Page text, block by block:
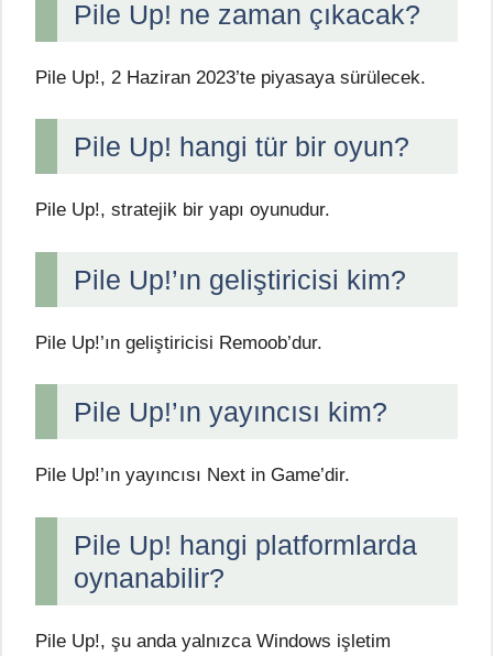
Pile Up! ne zaman çıkacak?
Pile Up!, 2 Haziran 2023’te piyasaya sürülecek.
Pile Up! hangi tür bir oyun?
Pile Up!, stratejik bir yapı oyunudur.
Pile Up!’ın geliştiricisi kim?
Pile Up!’ın geliştiricisi Remoob’dur.
Pile Up!’ın yayıncısı kim?
Pile Up!’ın yayıncısı Next in Game’dir.
Pile Up! hangi platformlarda
oynanabilir?
Pile Up!, şu anda yalnızca Windows işletim